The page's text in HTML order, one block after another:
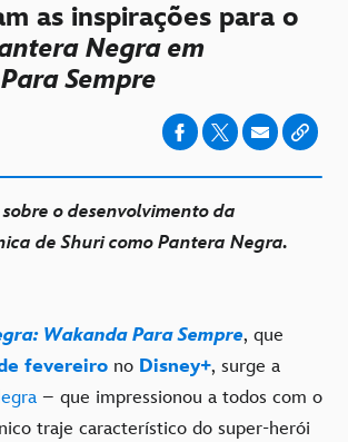
as inspirações para o
Negra em
Sempre
o desenvolvimento da
de Shuri como Pantera Negra.
Wakanda Para Sempre, que
fevereiro no Disney+, surge a
– que impressionou a todos com o
traje característico do super-herói